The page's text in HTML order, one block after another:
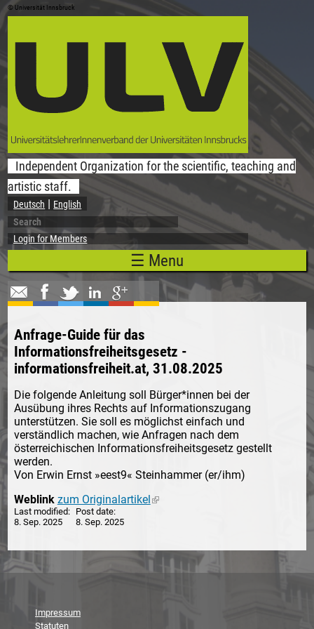
Skip to main content
© Universität Innsbruck
Independent Organization for the scientific, teaching and
artistic staff.
Deutsch English
Search form
Search
Login for Members
☰ Menu
Anfrage-Guide für das
Informationsfreiheitsgesetz -
informationsfreiheit.at, 31.08.2025
Die folgende Anleitung soll Bürger*innen bei der
Ausübung ihres Rechts auf Informationszugang
unterstützen. Sie soll es möglichst einfach und
verständlich machen, wie Anfragen nach dem
österreichischen Informationsfreiheitsgesetz gestellt
werden.
Von Erwin Ernst »eest9« Steinhammer (er/ihm)
Weblink zum Originalartikel(link is external)
Last modified
8. Sep. 2025
Post date
8. Sep. 2025
Impressum
Statuten